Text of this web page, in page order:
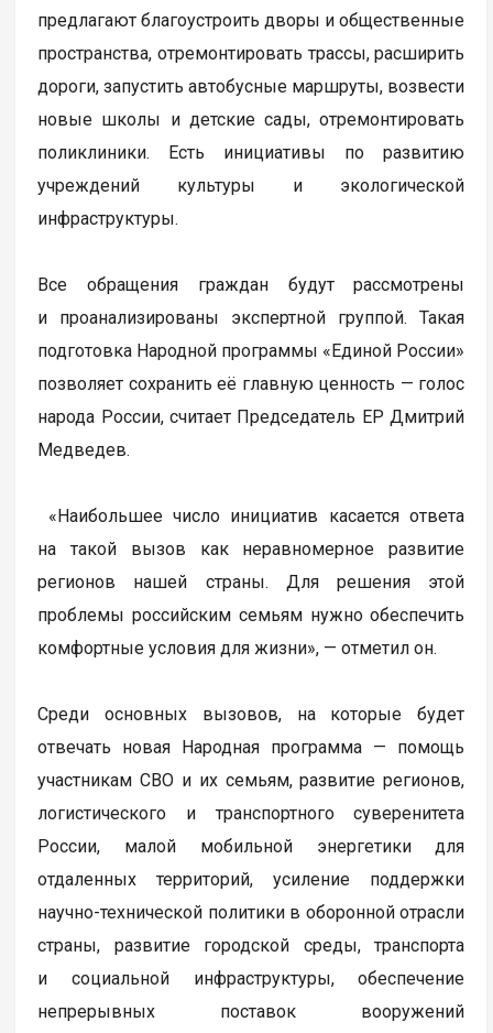
предлагают благоустроить дворы и общественные
пространства, отремонтировать трассы, расширить
дороги, запустить автобусные маршруты, возвести
новые школы и детские сады, отремонтировать
поликлиники. Есть инициативы по развитию
учреждений культуры и экологической
инфраструктуры.
Все обращения граждан будут рассмотрены
и проанализированы экспертной группой. Такая
подготовка Народной программы «Единой России»
позволяет сохранить её главную ценность — голос
народа России, считает Председатель ЕР Дмитрий
Медведев.
«Наибольшее число инициатив касается ответа
на такой вызов как неравномерное развитие
регионов нашей страны. Для решения этой
проблемы российским семьям нужно обеспечить
комфортные условия для жизни», — отметил он.
Среди основных вызовов, на которые будет
отвечать новая Народная программа — помощь
участникам СВО и их семьям, развитие регионов,
логистического и транспортного суверенитета
России, малой мобильной энергетики для
отдаленных территорий, усиление поддержки
научно-технической политики в оборонной отрасли
страны, развитие городской среды, транспорта
и социальной инфраструктуры, обеспечение
непрерывных поставок вооружений